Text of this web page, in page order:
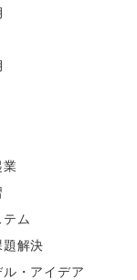
業
ム
題解決
・アイデア